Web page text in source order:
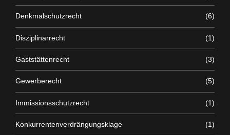
Denkmalschutzrecht (6)
Disziplinarrecht (1)
Gaststättenrecht (3)
Gewerberecht (5)
Immissionsschutzrecht (1)
Konkurrentenverdrängungsklage (1)